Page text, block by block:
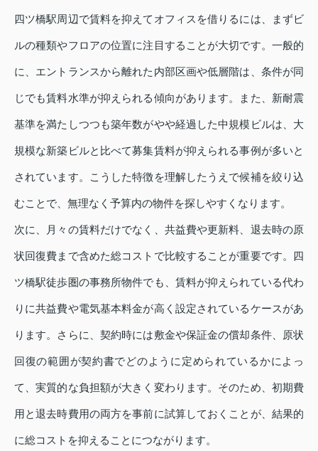
四ツ橋駅周辺で賃料を抑えてオフィスを借りるには、まずビ
ルの種類やフロアの位置に注目することが大切です。一般的
に、エントランスから離れた内部区画や低層階は、条件が同
じでも賃料水準が抑えられる傾向があります。また、新耐震
基準を満たしつつも築年数がやや経過した中規模ビルは、大
規模な新築ビルと比べて募集賃料が抑えられる事例が多いと
されています。こうした特徴を理解したうえで候補を絞り込
むことで、無理なく予算内の物件を探しやすくなります。
次に、月々の賃料だけでなく、共益費や更新料、退去時の原
状回復費まで含めた総コストで比較することが重要です。四
ツ橋駅徒歩圏の事務所物件でも、賃料が抑えられている代わ
りに共益費や電気基本料金が高く設定されているケースがあ
ります。さらに、契約時には敷金や保証金の償却条件、原状
回復の範囲が契約書でどのように定められているかによっ
て、実質的な負担額が大きく変わります。そのため、初期費
用と退去時費用の両方を事前に試算しておくことが、結果的
に総コストを抑えることにつながります。